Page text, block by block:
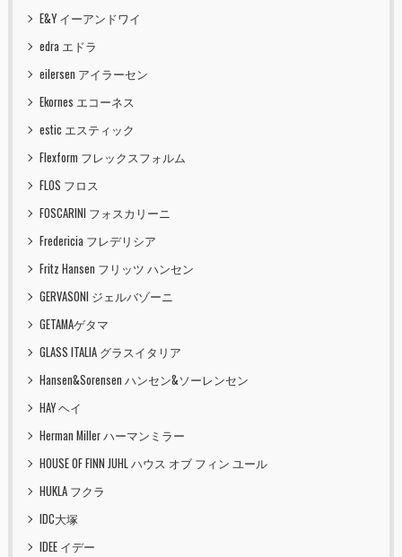
E&Y イーアンドワイ
edra エドラ
eilersen アイラーセン
Ekornes エコーネス
estic エスティック
Flexform フレックスフォルム
FLOS フロス
FOSCARINI フォスカリーニ
Fredericia フレデリシア
Fritz Hansen フリッツ ハンセン
GERVASONI ジェルバゾーニ
GETAMAゲタマ
GLASS ITALIA グラスイタリア
Hansen&Sorensen ハンセン&ソーレンセン
HAY ヘイ
Herman Miller ハーマンミラー
HOUSE OF FINN JUHL ハウス オブ フィン ユール
HUKLA フクラ
IDC大塚
IDEE イデー